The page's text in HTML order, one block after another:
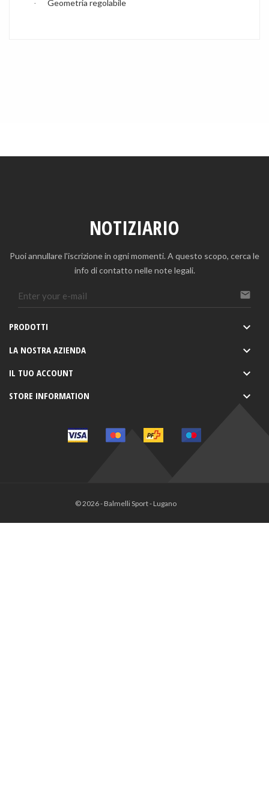
· Geometria regolabile
NOTIZIARIO
Puoi annullare l'iscrizione in ogni momenti. A questo scopo, cerca le
info di contatto nelle note legali.

PRODOTTI 
LA NOSTRA AZIENDA 
IL TUO ACCOUNT 
STORE INFORMATION 
© 2026 - Balmelli Sport - Lugano